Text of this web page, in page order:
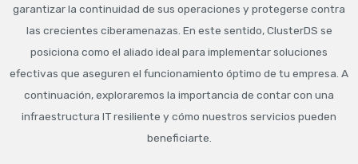
garantizar la continuidad de sus operaciones y protegerse contra
las crecientes ciberamenazas. En este sentido, ClusterDS se
posiciona como el aliado ideal para implementar soluciones
efectivas que aseguren el funcionamiento óptimo de tu empresa. A
continuación, exploraremos la importancia de contar con una
infraestructura IT resiliente y cómo nuestros servicios pueden
beneficiarte.